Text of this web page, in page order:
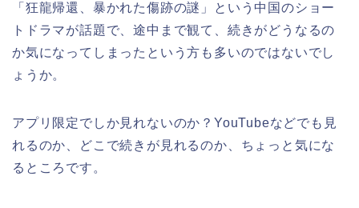
「狂龍帰還、暴かれた傷跡の謎 」
という中国のショー
トドラマが話題で、途中まで観て、続きがどうなるの
か気になってしまったという方も多いのではないでし
ょうか。
アプリ限定でしか見れないのか？YouTubeなどでも見
れるのか、どこで続きが見れるのか、ちょっと気にな
るところです。